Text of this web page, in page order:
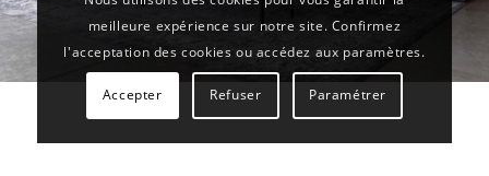
meilleure expérience sur notre site. Confirmez
l'acceptation des cookies ou accédez aux paramètres.
Accepter Refuser Paramétrer